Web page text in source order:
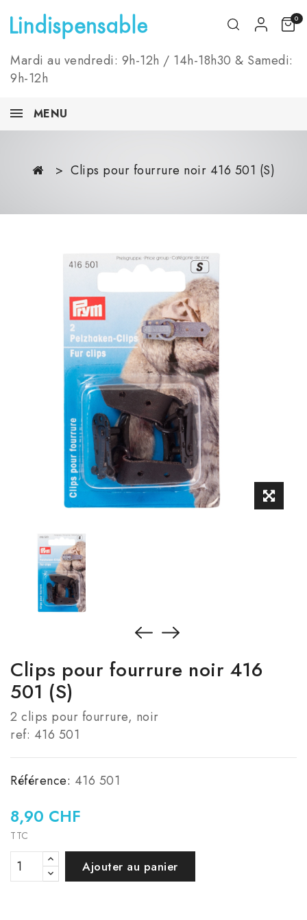
Mardi au vendredi: 9h-12h / 14h-18h30 & Samedi:
9h-12h
0
MENU
Clips pour fourrure noir 416 501 (S)
Clips pour fourrure noir 416
501 (S)
2 clips pour fourrure, noir
ref: 416 501
Référence: 416 501
8,90 CHF
TTC
Ajouter au panier